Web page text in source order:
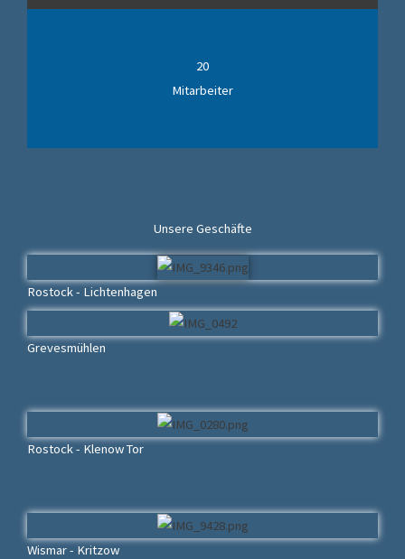
20
Mitarbeiter
Unsere Geschäfte
Rostock - Lichtenhagen
Grevesmühlen
Rostock - Klenow Tor
Wismar - Kritzow